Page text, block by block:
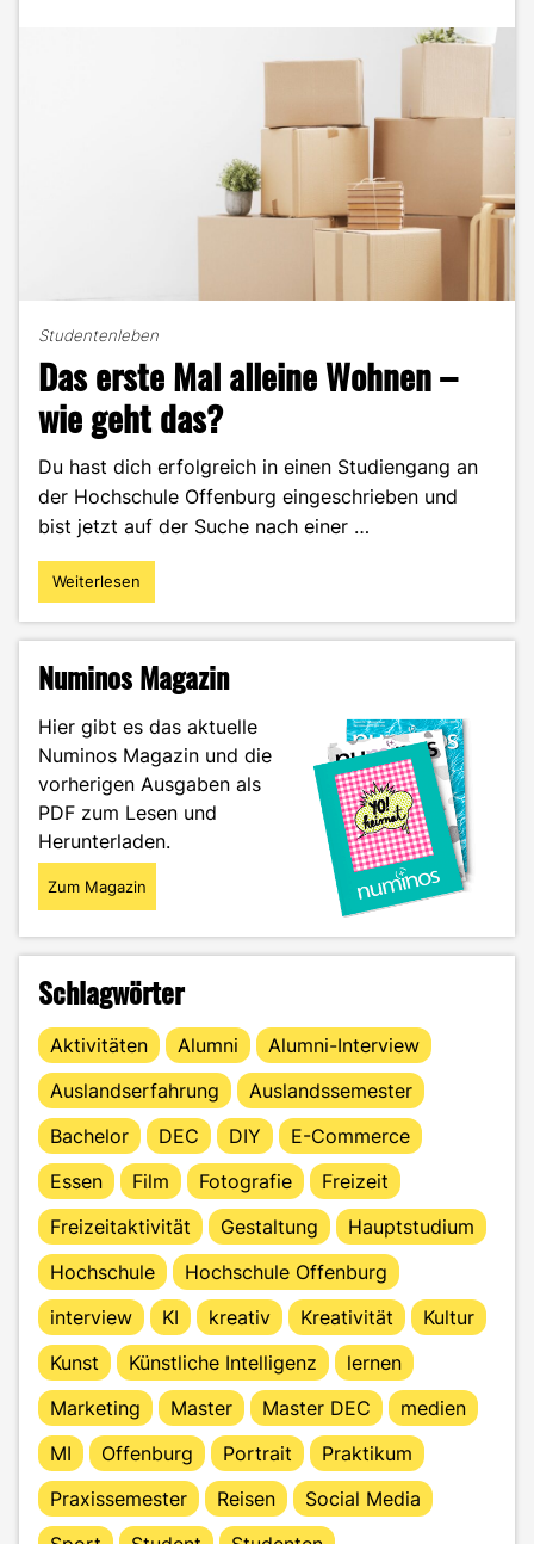
Studentenleben
Das erste Mal alleine Wohnen –
wie geht das?
Du hast dich erfolgreich in einen Studiengang an
der Hochschule Offenburg eingeschrieben und
bist jetzt auf der Suche nach einer …
"Das
erste
Wohnen
wie
geht
das?"
Weiterlesen
Numinos Magazin
Hier gibt es das aktuelle
Numinos Magazin und die
vorherigen Ausgaben als
PDF zum Lesen und
Herunterladen.
Zum Magazin
Schlagwörter
Aktivitäten Alumni
Alumni-Interview
Auslandserfahrung
Auslandssemester
Bachelor
DEC DIY
E-Commerce
Essen
Film Fotografie
Freizeit
Freizeitaktivität
Gestaltung
Hauptstudium
Hochschule
Hochschule Offenburg
interview
KI kreativ Kreativität
Kultur
Kunst
Künstliche Intelligenz
lernen
Marketing
Master Master DEC
medien
MI
Offenburg Portrait
Praktikum
Praxissemester
Reisen
Social Media